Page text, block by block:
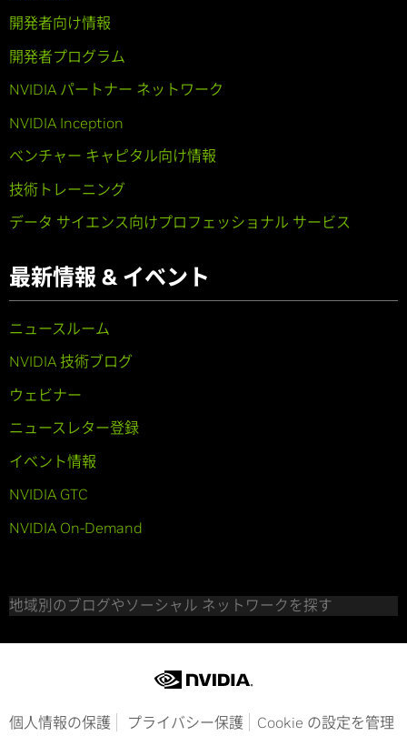
開発者向け情報
開発者プログラム
NVIDIA パートナー ネットワーク
NVIDIA Inception
ベンチャー キャピタル向け情報
技術トレーニング
データ サイエンス向けプロフェッショナル サービス
最新情報 & イベント
ニュースルーム
NVIDIA 技術ブログ
ウェビナー
ニュースレター登録
イベント情報
NVIDIA GTC
NVIDIA On-Demand
地域別のブログやソーシャル ネットワークを探す
個人情報の保護 プライバシー保護 Cookie の設定を管理